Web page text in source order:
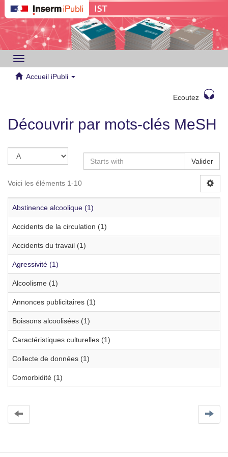
Toggle
navigation
Accueil iPubli
Ecoutez
Découvrir par mots-clés MeSH
Valider
Voici les éléments 1-10
Abstinence alcoolique (1)
Accidents de la circulation (1)
Accidents du travail (1)
Agressivité (1)
Alcoolisme (1)
Annonces publicitaires (1)
Boissons alcoolisées (1)
Caractéristiques culturelles (1)
Collecte de données (1)
Comorbidité (1)